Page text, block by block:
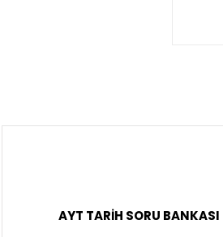
AYT TARİH SORU BANKASI